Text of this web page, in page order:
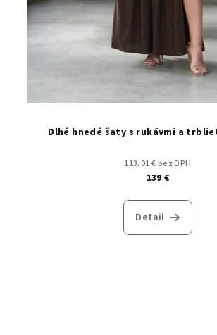
Dlhé hnedé šaty s rukávmi a
113,01 € bez DPH
139 €
Detail